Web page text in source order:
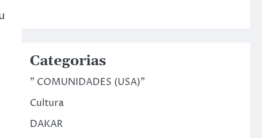
Categorias
" COMUNIDADES (USA)"
Cultura
DAKAR